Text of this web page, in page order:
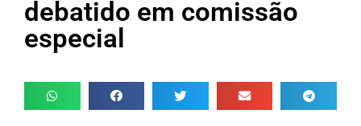
debatido em comissão
especial